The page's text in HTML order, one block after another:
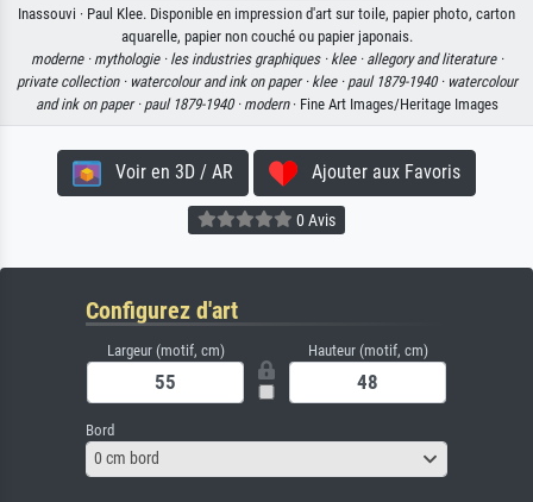
Inassouvi · Paul Klee. Disponible en impression d'art sur toile, papier photo, carton
aquarelle, papier non couché ou papier japonais.
moderne · mythologie · les industries graphiques · klee · allegory and literature ·
private collection · watercolour and ink on paper · klee · paul 1879-1940 · watercolour
and ink on paper · paul 1879-1940 · modern· Fine Art Images/Heritage Images
Voir en 3D / AR Ajouter aux Favoris
0 Avis
Configurez d'art
Largeur (motif, cm) Hauteur (motif, cm)
Bord
0 cm bord